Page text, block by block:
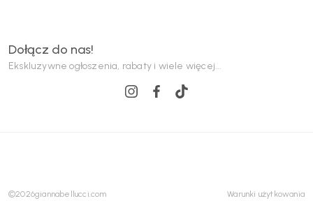
Dołącz do nas!
Ekskluzywne ogłoszenia, rabaty i wiele więcej...
©2026giannabellucci.com Warunki użytkowania